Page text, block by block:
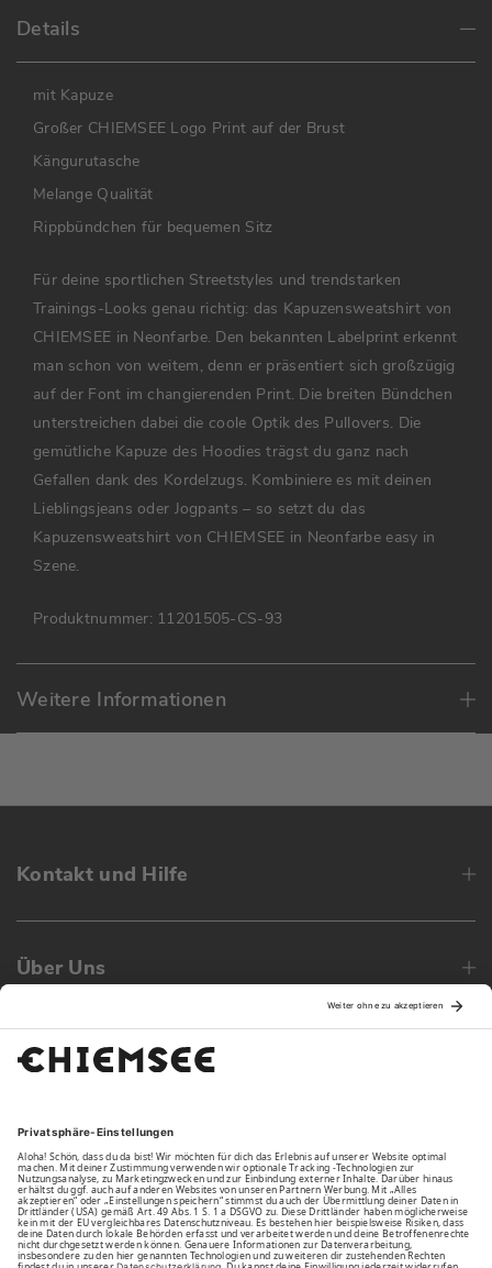
Details
mit Kapuze
Großer CHIEMSEE Logo Print auf der Brust
Kängurutasche
Melange Qualität
Rippbündchen für bequemen Sitz
Für deine sportlichen Streetstyles und trendstarken
Trainings-Looks genau richtig: das Kapuzensweatshirt von
CHIEMSEE in Neonfarbe. Den bekannten Labelprint erkennt
man schon von weitem, denn er präsentiert sich großzügig
auf der Font im changierenden Print. Die breiten Bündchen
unterstreichen dabei die coole Optik des Pullovers. Die
gemütliche Kapuze des Hoodies trägst du ganz nach
Gefallen dank des Kordelzugs. Kombiniere es mit deinen
Lieblingsjeans oder Jogpants – so setzt du das
Kapuzensweatshirt von CHIEMSEE in Neonfarbe easy in
Szene.
Produktnummer: 11201505-CS-93
Weitere Informationen
Kontakt und Hilfe
Über Uns
Family
Unsere Vorteile
Unsere Partner